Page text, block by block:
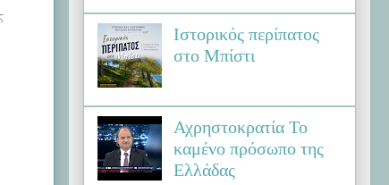
Ιστορικός περίπατος
στο Μπίστι
Αχρηστοκρατία Το
καμένο πρόσωπο της
Ελλάδας